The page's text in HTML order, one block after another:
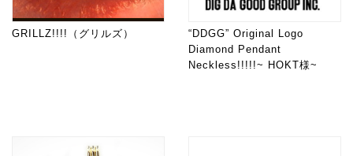
GRILLZ!!!!（グリルズ）
“DDGG” Original Logo
Diamond Pendant
Neckless!!!!!~ HOKT様~